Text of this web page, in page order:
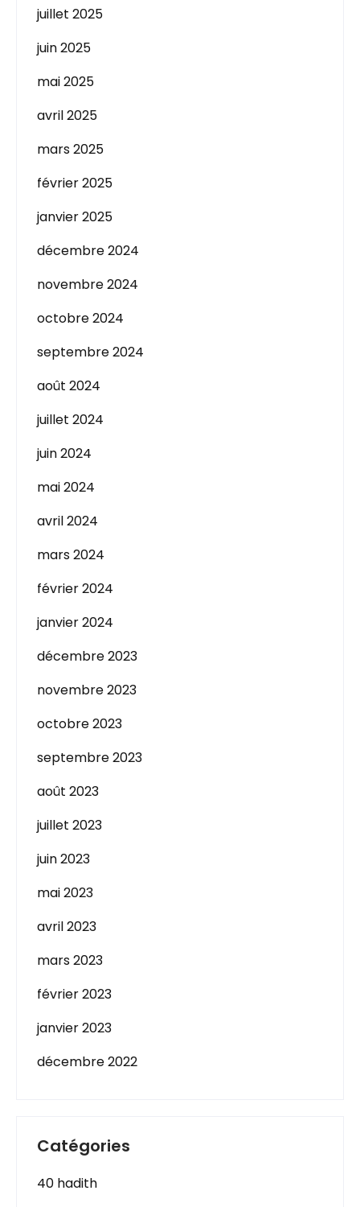
juillet 2025
juin 2025
mai 2025
avril 2025
mars 2025
février 2025
janvier 2025
décembre 2024
novembre 2024
octobre 2024
septembre 2024
août 2024
juillet 2024
juin 2024
mai 2024
avril 2024
mars 2024
février 2024
janvier 2024
décembre 2023
novembre 2023
octobre 2023
septembre 2023
août 2023
juillet 2023
juin 2023
mai 2023
avril 2023
mars 2023
février 2023
janvier 2023
décembre 2022
Catégories
40 hadith